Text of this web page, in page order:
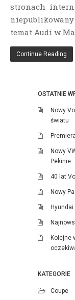
stronach
niepublikowany
temat Audi w
Continue Reading
OSTATNIE
Nowy
światu
Nowy
Pekinie
40 lat
Nowy
Kolejne
KATEGORIE
Coupe